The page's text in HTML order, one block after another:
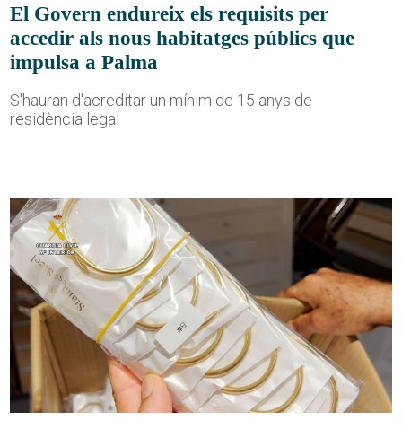
El Govern endureix els requisits per
accedir als nous habitatges públics que
impulsa a Palma
S'hauran d'acreditar un mínim de 15 anys de
residència legal